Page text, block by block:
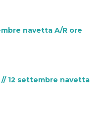
navetta A/R ore
// 12 settembre navetta